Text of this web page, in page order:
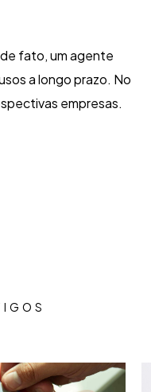
fato, um agente
a longo prazo. No
empresas.